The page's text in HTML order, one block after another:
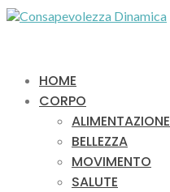
HOME
CORPO
ALIMENTAZIONE
BELLEZZA
MOVIMENTO
SALUTE